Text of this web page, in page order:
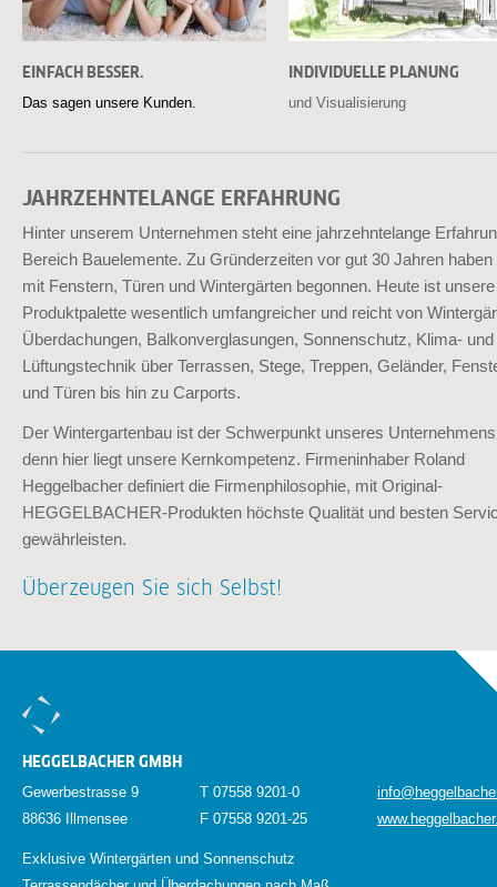
EINFACH BESSER.
Das sagen unsere Kunden.
INDIVIDUELLE PLANUNG
und Visualisierung
JAHRZEHNTELANGE ERFAHRUNG
Hinter unserem Unternehmen steht eine jahrzehntelange
Bereich Bauelemente. Zu Gründerzeiten vor gut 30 Jahren haben
mit Fenstern, Türen und Wintergärten begonnen. Heute ist unsere
Produktpalette wesentlich umfangreicher und reicht von
Überdachungen, Balkonverglasungen, Sonnenschutz, Klima- und
Lüftungstechnik über Terrassen, Stege, Treppen, Geländer,
und Türen bis hin zu Carports.
Der Wintergartenbau ist der Schwerpunkt unseres
denn hier liegt unsere Kernkompetenz. Firmeninhaber Roland
Heggelbacher definiert die Firmenphilosophie, mit Original-
HEGGELBACHER-Produkten höchste Qualität und besten
gewährleisten.
Überzeugen Sie sich Selbst!
HEGGELBACHER GMBH
Gewerbestrasse 9
88636 Illmensee
T 07558 9201-0
F 07558 9201-25
Exklusive Wintergärten und Sonnenschutz